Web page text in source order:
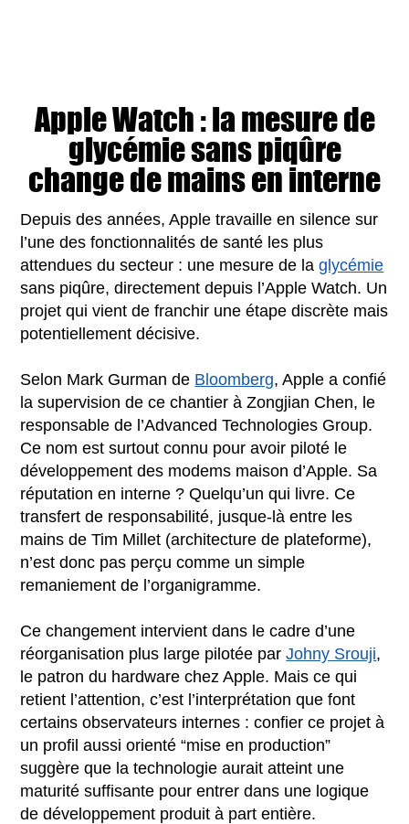
Apple Watch : la mesure de
glycémie sans piqûre
change de mains en interne
Depuis des années, Apple travaille en silence sur
l’une des fonctionnalités de santé les plus
attendues du secteur : une mesure de laglycémie
sans piqûre, directement depuis l’Apple Watch. Un
projet qui vient de franchir une étape discrète mais
potentiellement décisive.
Selon Mark Gurman de Bloomberg, Apple a confié
la supervision de ce chantier à Zongjian Chen, le
responsable de l’Advanced Technologies Group.
Ce nom est surtout connu pour avoir piloté le
développement des modems maison d’Apple. Sa
réputation en interne ? Quelqu’un qui livre. Ce
transfert de responsabilité, jusque-là entre les
mains de Tim Millet (architecture de plateforme),
n’est donc pas perçu comme un simple
remaniement de l’organigramme.
Ce changement intervient dans le cadre d’une
réorganisation plus large pilotée parJohny Srouji,
le patron du hardware chez Apple. Mais ce qui
retient l’attention, c’est l’interprétation que font
certains observateurs internes : confier ce projet à
un profil aussi orienté “mise en production”
suggère que la technologie aurait atteint une
maturité suffisante pour entrer dans une logique
de développement produit à part entière.